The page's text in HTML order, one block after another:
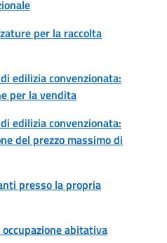
per la raccolta
edilizia convenzionata:
per la vendita
edilizia convenzionata:
del prezzo massimo di
presso la propria
abitativa